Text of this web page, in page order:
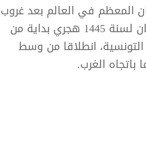
المعظم في العالم بعد غروب
شمس يوم الأحد 10 مارس 2024 الموافق لــ29 شعبان لسنة 1445 هجري بداية من
التونسية، انطلاقا من وسط
الغرب.